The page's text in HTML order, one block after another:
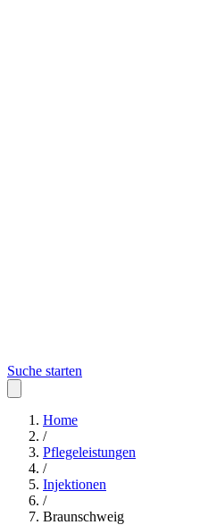
Suche starten
Home
/
Pflegeleistungen
/
Injektionen
/
Braunschweig